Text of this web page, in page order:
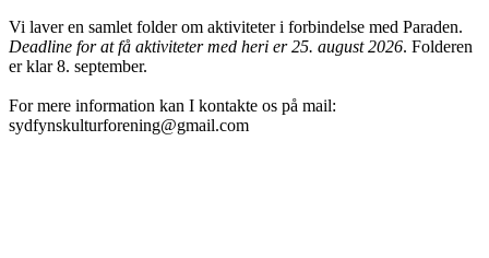
Vi laver en samlet folder om aktiviteter i forbindelse med Paraden.
Deadline for at få aktiviteter med heri er 25. august 2026. Folderen
er klar 8. september.
For mere information kan I kontakte os på mail:
sydfynskulturforening@gmail.com